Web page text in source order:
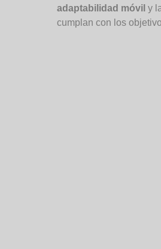
adaptabilidad móvil y
cumplan con los